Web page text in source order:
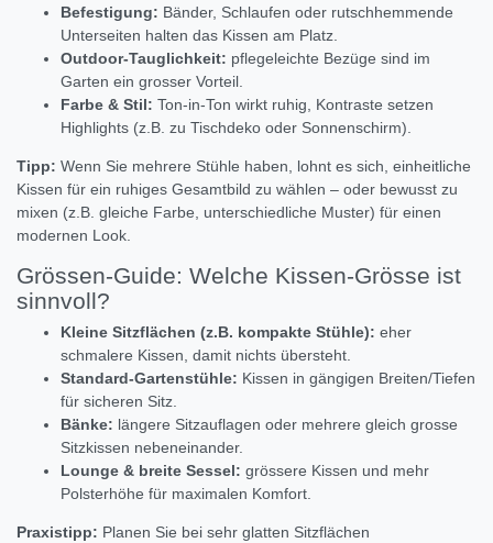
Befestigung: Bänder, Schlaufen oder rutschhemmende
Unterseiten halten das Kissen am Platz.
Outdoor-Tauglichkeit: pflegeleichte Bezüge sind im
Garten ein grosser Vorteil.
Farbe & Stil: Ton-in-Ton wirkt ruhig, Kontraste setzen
Highlights (z.B. zu Tischdeko oder Sonnenschirm).
Tipp: Wenn Sie mehrere Stühle haben, lohnt es sich, einheitliche
Kissen für ein ruhiges Gesamtbild zu wählen – oder bewusst zu
mixen (z.B. gleiche Farbe, unterschiedliche Muster) für einen
modernen Look.
Grössen-Guide: Welche Kissen-Grösse ist
sinnvoll?
Kleine Sitzflächen (z.B. kompakte Stühle): eher
schmalere Kissen, damit nichts übersteht.
Standard-Gartenstühle: Kissen in gängigen Breiten/Tiefen
für sicheren Sitz.
Bänke: längere Sitzauflagen oder mehrere gleich grosse
Sitzkissen nebeneinander.
Lounge & breite Sessel: grössere Kissen und mehr
Polsterhöhe für maximalen Komfort.
Praxistipp: Planen Sie bei sehr glatten Sitzflächen